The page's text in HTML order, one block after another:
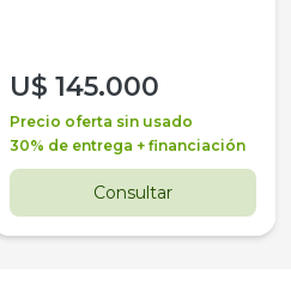
U$ 145.000
Precio oferta sin usado
30% de entrega + financiación
Consultar